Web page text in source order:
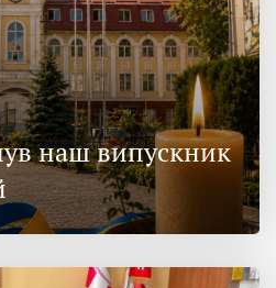
наш випускник